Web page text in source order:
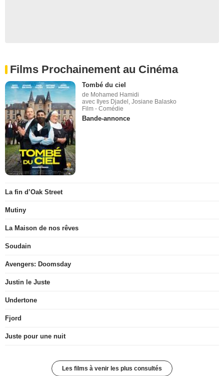
Films Prochainement au Cinéma
Tombé du ciel
de Mohamed Hamidi
avec Ilyes Djadel, Josiane Balasko
Film - Comédie
Bande-annonce
La fin d’Oak Street
Mutiny
La Maison de nos rêves
Soudain
Avengers: Doomsday
Justin le Juste
Undertone
Fjord
Juste pour une nuit
Les films à venir les plus consultés